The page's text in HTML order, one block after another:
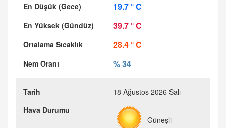
19.7 ° C
39.7 ° C
28.4 ° C
% 34
18 Ağustos 2026 Salı
Güneşli